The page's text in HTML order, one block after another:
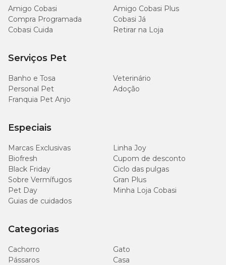
Amigo Cobasi
Amigo Cobasi Plus
Compra Programada
Cobasi Já
Cobasi Cuida
Retirar na Loja
Serviços Pet
Banho e Tosa
Veterinário
Personal Pet
Adoção
Franquia Pet Anjo
Especiais
Marcas Exclusivas
Linha Joy
Biofresh
Cupom de desconto
Black Friday
Ciclo das pulgas
Sobre Vermífugos
Gran Plus
Pet Day
Minha Loja Cobasi
Guias de cuidados
Categorias
Cachorro
Gato
Pássaros
Casa